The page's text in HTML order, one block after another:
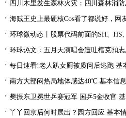
四川木里发生森林火灾：四川森林消防总
海贼王史上最硬核Cos看了都说好，网
环球微动态丨股票代码前面的SH、HS、SZ、
环球热文：五月天演唱会遭吐槽克扣
每日速看!老人趴女厕被质问后逃跑 基
南方大部闷热局地体感达40℃ 基本信
樊振东卫冕世乒赛冠军 国乒5金收官
丫丫回京后何时展出？园方回应 基本